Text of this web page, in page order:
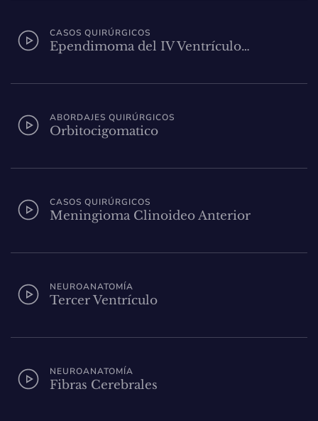
CASOS QUIRÚRGICOS
Ependimoma del IV Ventrículo…
ABORDAJES QUIRÚRGICOS
Orbitocigomatico
CASOS QUIRÚRGICOS
Meningioma Clinoideo Anterior
NEUROANATOMÍA
Tercer Ventrículo
NEUROANATOMÍA
Fibras Cerebrales